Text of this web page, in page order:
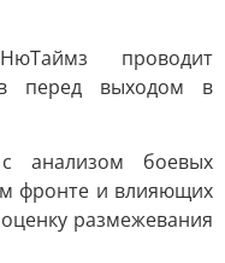
проводит
перед выходом в
анализом боевых
фронте и влияющих
размежевания